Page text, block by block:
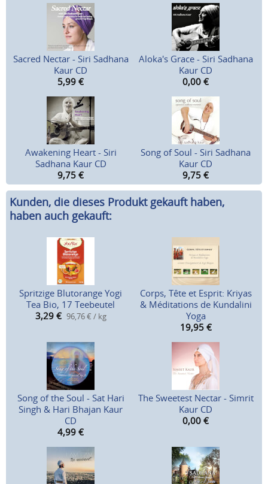
Sacred Nectar - Siri Sadhana
Kaur CD
5,99 €
Aloka's Grace - Siri Sadhana
Kaur CD
0,00 €
Awakening Heart - Siri
Sadhana Kaur CD
9,75 €
Song of Soul - Siri Sadhana
Kaur CD
9,75 €
Kunden, die dieses Produkt gekauft haben,
haben auch gekauft:
Spritzige Blutorange Yogi
Tea Bio, 17 Teebeutel
3,29 € 96,76 € / kg
Corps, Tête et Esprit: Kriyas
& Méditations de Kundalini
Yoga
19,95 €
Song of the Soul - Sat Hari
Singh & Hari Bhajan Kaur
CD
4,99 €
The Sweetest Nectar - Simrit
Kaur CD
0,00 €